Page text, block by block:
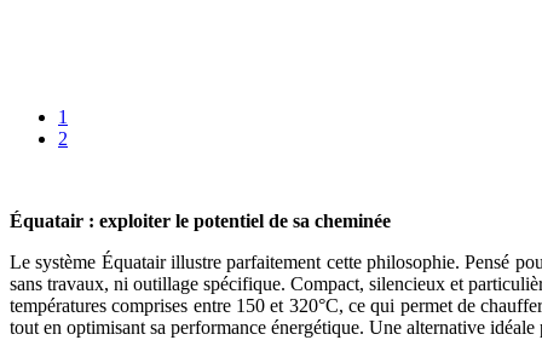
1
2
Équatair : exploiter le potentiel de sa cheminée
Le système Équatair illustre parfaitement cette philosophie. Pensé
sans travaux, ni outillage spécifique. Compact, silencieux et
températures comprises entre 150 et 320°C, ce qui permet de
tout en optimisant sa performance énergétique. Une alternative